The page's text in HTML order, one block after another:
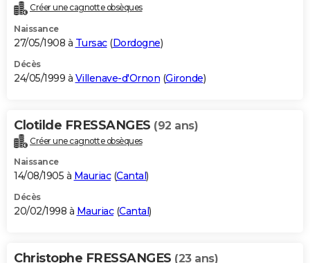
Créer une cagnotte obsèques
Naissance
27/05/1908 à Tursac(Dordogne)
Décès
24/05/1999 à Villenave-d'Ornon (Gironde)
Clotilde FRESSANGES (92 ans)
Créer une cagnotte obsèques
Naissance
14/08/1905 à Mauriac(Cantal )
Décès
20/02/1998 à Mauriac(Cantal )
Christophe FRESSANGES (23 ans)